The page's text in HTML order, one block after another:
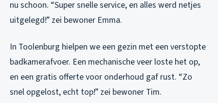
nu schoon. “Super snelle service, en alles werd netjes
uitgelegd!” zei bewoner Emma.
In Toolenburg hielpen we een gezin met een verstopte
badkamerafvoer. Een mechanische veer loste het op,
en een gratis offerte voor onderhoud gaf rust. “Zo
snel opgelost, echt top!” zei bewoner Tim.